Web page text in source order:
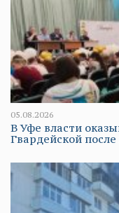
05.08.2026
В Уфе власти
Гвардейской